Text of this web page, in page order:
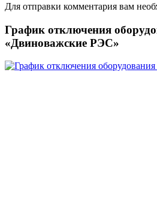
Для отправки комментария вам
График отключения
«Двиноважские РЭС»